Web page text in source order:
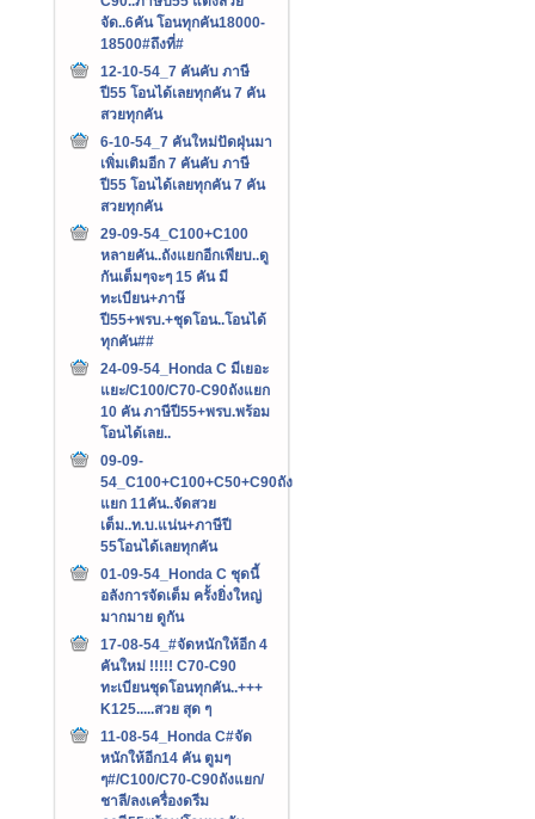
จัด..6คัน โอนทุกคัน18000-
18500#ถึงที่#
12-10-54_7 คันคับ ภาษี
ปี55 โอนได้เลยทุกคัน 7 คัน
สวยทุกคัน
6-10-54_7 คันใหม่ปัดฝุ่นมา
เพิ่มเติมอีก 7 คันคับ ภาษี
ปี55 โอนได้เลยทุกคัน 7 คัน
สวยทุกคัน
29-09-54_C100+C100
หลายคัน..ถังแยกอีกเพียบ..ดู
กันเต็มๆจะๆ 15 คัน มี
ทะเบียน+ภาษ๊
ปี55+พรบ.+ชุดโอน..โอนได้
ทุกคัน##
24-09-54_Honda C มีเยอะ
แยะ/C100/C70-C90ถังแยก
10 คัน ภาษีปี55+พรบ.พร้อม
โอนได้เลย..
09-09-
54_C100+C100+C50+C90ถัง
แยก 11คัน..จัดสวย
เต็ม..ท.บ.แน่น+ภาษีปี
55โอนได้เลยทุกคัน
01-09-54_Honda C ชุดนี้
อลังการจัดเต็ม ครั้งยิ่งใหญ่
มากมาย ดูกัน
17-08-54_#จัดหนักให้อีก 4
คันใหม่ !!!!! C70-C90
ทะเบียนชุดโอนทุกคัน..+++‏
K125.....สวย สุด ๆ
11-08-54_Honda C#จัด
หนักให้อีก14 คัน ตูมๆ
ๆ#/C100/C70-C90ถังแยก/
ชาลี/ลงเครื่องดรีม